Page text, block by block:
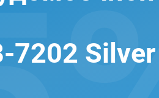
7202